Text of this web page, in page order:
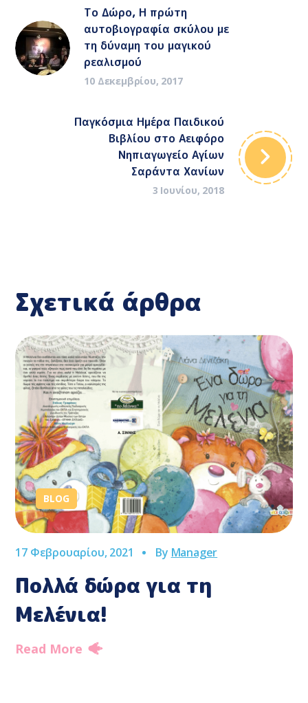
Το Δώρο, Η πρώτη
αυτοβιογραφία σκύλου με
τη δύναμη του μαγικού
ρεαλισμού
10 Δεκεμβρίου, 2017
Παγκόσμια Ημέρα Παιδικού
Βιβλίου στο Αειφόρο
Νηπιαγωγείο Αγίων
Σαράντα Χανίων
3 Ιουνίου, 2018
Σχετικά άρθρα
BLOG
17 Φεβρουαρίου, 2021 By Manager
Πολλά δώρα για τη
Μελένια!
Read More